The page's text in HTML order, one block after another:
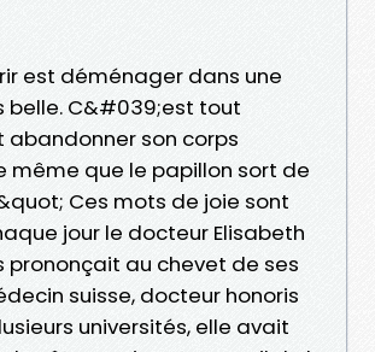
est déménager dans une
belle. C&#039;est tout
abandonner son corps
même que le papillon sort de
Ces mots de joie sont
jour le docteur Elisabeth
prononçait au chevet de ses
suisse, docteur honoris
universités, elle avait